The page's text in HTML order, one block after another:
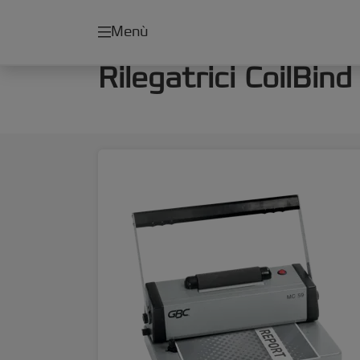
Menù
Rilegatrici CoilBind